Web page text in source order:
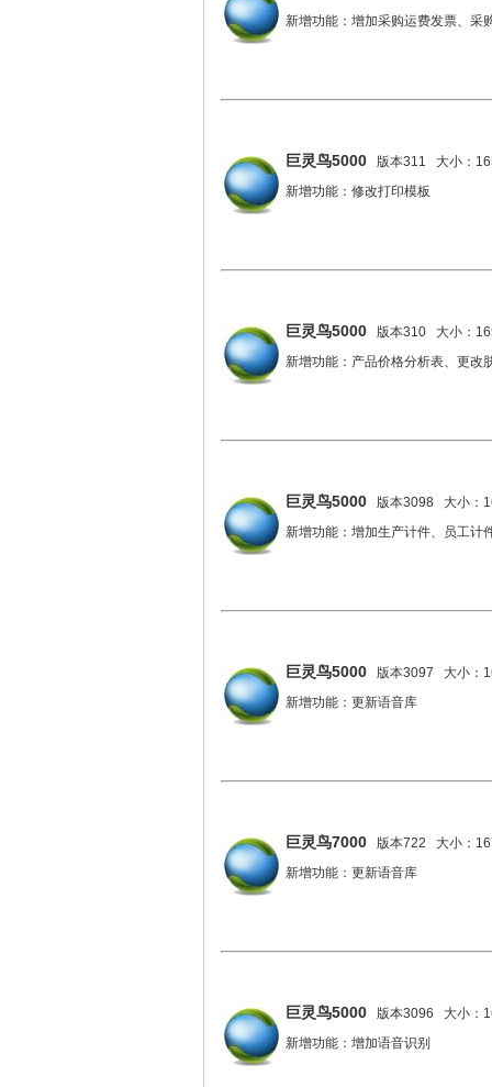
新增功能：增加采购运费发票、采
巨灵鸟5000 版本311 大小：
新增功能：修改打印模板
巨灵鸟5000 版本310 大小：
新增功能：产品价格分析表、更改
巨灵鸟5000 版本3098 大小：
新增功能：增加生产计件、员工计
巨灵鸟5000 版本3097 大小：
新增功能：更新语音库
巨灵鸟7000 版本722 大小：
新增功能：更新语音库
巨灵鸟5000 版本3096 大小：
新增功能：增加语音识别